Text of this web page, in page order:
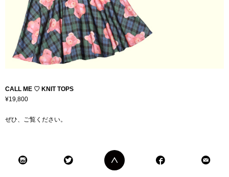
CALL ME ♡ KNIT TOPS
¥19,800
ぜひ、ご覧ください。